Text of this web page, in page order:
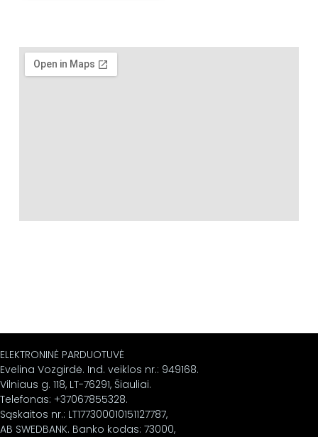
ELEKTRONINĖ PARDUOTUVĖ
Evelina Vozgirdė. Ind. veiklos nr.: 949168.
Vilniaus g. 118, LT-76291, Šiauliai.
Telefonas: +37067855328.
Sąskaitos nr.: LT177300010151127787,
AB SWEDBANK. Banko kodas: 73000,